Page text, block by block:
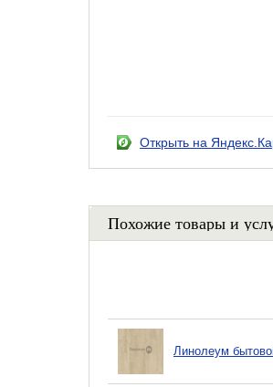
Открыть на
Похожие товары и
Линолеум